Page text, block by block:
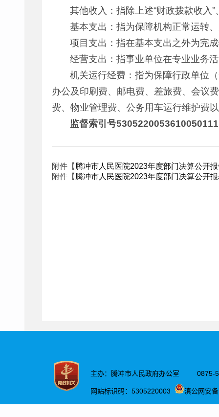
其他收入：指除上述“财政拨款收入
基本支出：指为保障机构正常运转
项目支出：指在基本支出之外为完
经营支出：指事业单位在专业业务
机关运行经费：指为保障行政单位
办公及印刷费、邮电费、差旅费、会议
费、物业管理费、公务用车运行维护费
监督索引号
附件【 腾冲市人民医院2023年度部门决算公开
附件【 腾冲市人民医院2023年度部门决算公开